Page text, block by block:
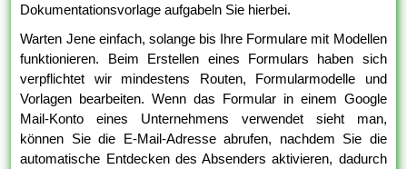
Dokumentationsvorlage aufgabeln Sie hierbei.
Warten Jene einfach, solange bis Ihre Formulare mit Modellen
funktionieren. Beim Erstellen eines Formulars haben sich
verpflichtet wir mindestens Routen, Formularmodelle und
Vorlagen bearbeiten. Wenn das Formular in einem Google
Mail-Konto eines Unternehmens verwendet sieht man,
können Sie die E-Mail-Adresse abrufen, nachdem Sie die
automatische Entdecken des Absenders aktivieren, dadurch